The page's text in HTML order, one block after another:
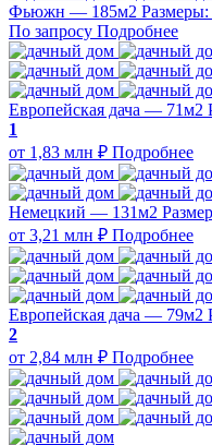
Фьюжн — 185м2 Размеры:
По запросу Подробнее
Европейская дача — 71м2
1
от 1,83 млн ₽ Подробнее
Немецкий — 131м2
от 3,21 млн ₽ Подробнее
Европейская дача — 79м2
2
от 2,84 млн ₽ Подробнее